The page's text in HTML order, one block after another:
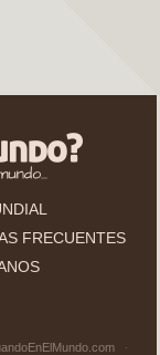
FRECUENTES